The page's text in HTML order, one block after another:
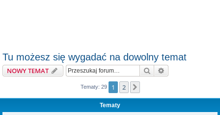
Tu możesz się wygadać na dowolny temat
NOWY TEMAT Szukaj
Tematy: 29 1 2
Tematy